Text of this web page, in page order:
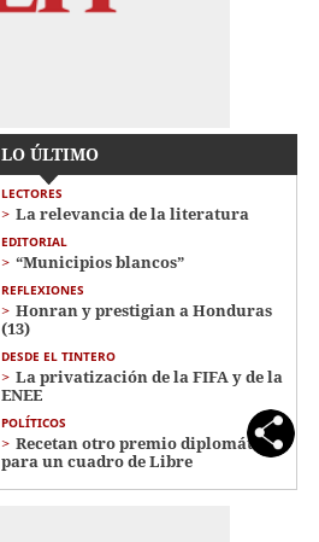
LO ÚLTIMO
LECTORES
La relevancia de la literatura
EDITORIAL
“Municipios blancos”
REFLEXIONES
Honran y prestigian a Honduras
(13)
DESDE EL TINTERO
La privatización de la FIFA y de la
ENEE
POLÍTICOS
Recetan otro premio diplomático
para un cuadro de Libre